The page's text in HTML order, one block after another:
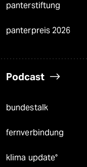
panterstiftung
panterpreis 2026
Podcast
bundestalk
fernverbindung
klima update°